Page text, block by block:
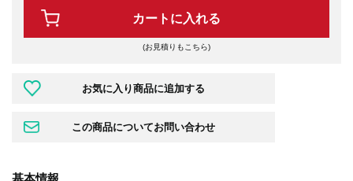
カートに入れる
(お見積りもこちら)
基本情報